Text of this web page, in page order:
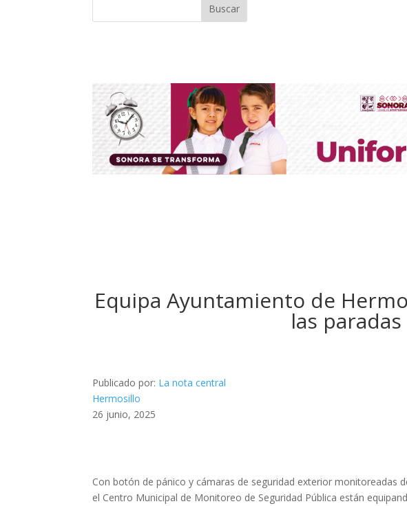
Buscar
Equipa Ayuntamiento de
las
Publicado por: La nota central
Hermosillo
26 junio, 2025
Con botón de pánico y cámaras de seguridad exterior monitoreadas
el Centro Municipal de Monitoreo de Seguridad Pública están